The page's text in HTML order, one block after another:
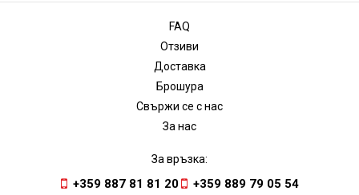
FAQ
Отзиви
Доставка
Брошура
Свържи се с нас
За нас
За връзка:
+359 887 81 81 20 +359 889 79 05 54